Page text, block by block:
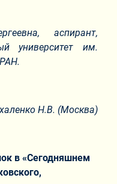
аспирант,
университет им.
Н.В. (Москва)
в «Сегодняшнем